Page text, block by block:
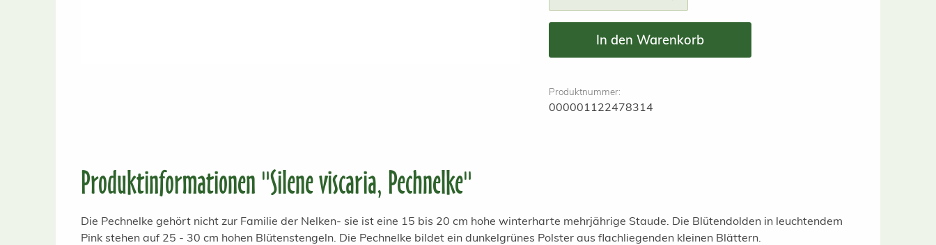
In den Warenkorb
Produktnummer:
000001122478314
Produktinformationen "Silene viscaria, Pechnelke"
Die Pechnelke gehört nicht zur Familie der Nelken- sie ist eine 15 bis 20 cm hohe winterharte mehrjährige Staude. Die Blütendolden in leuchtendem
Pink stehen auf 25 - 30 cm hohen Blütenstengeln. Die Pechnelke bildet ein dunkelgrünes Polster aus flachliegenden kleinen Blättern.